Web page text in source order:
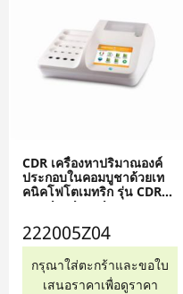
CDR เครื่องหาปริมาณองค์
ประกอบในคอมบูชาด้วยเท
คนิคโฟโตเมทริก รุ่น CDR
KombuchaLab
222005Z04
กรุณาใส่ตะกร้าและขอใบ
เสนอราคาเพื่อดูราคา